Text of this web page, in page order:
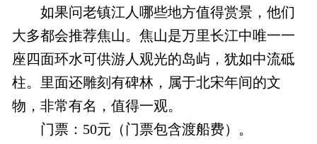
如果问老镇江人哪些地方值得赏景，他们
大多都会推荐焦山。焦山是万里长江中唯一一
座四面环水可供游人观光的岛屿，犹如中流砥
柱。里面还雕刻有碑林，属于北宋年间的文
物，非常有名，值得一观。
门票：50元（门票包含渡船费）。